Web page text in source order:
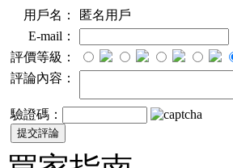
用戶名：
匿名用戶
E-mail：
評價等級：
評論內容：
驗證碼：